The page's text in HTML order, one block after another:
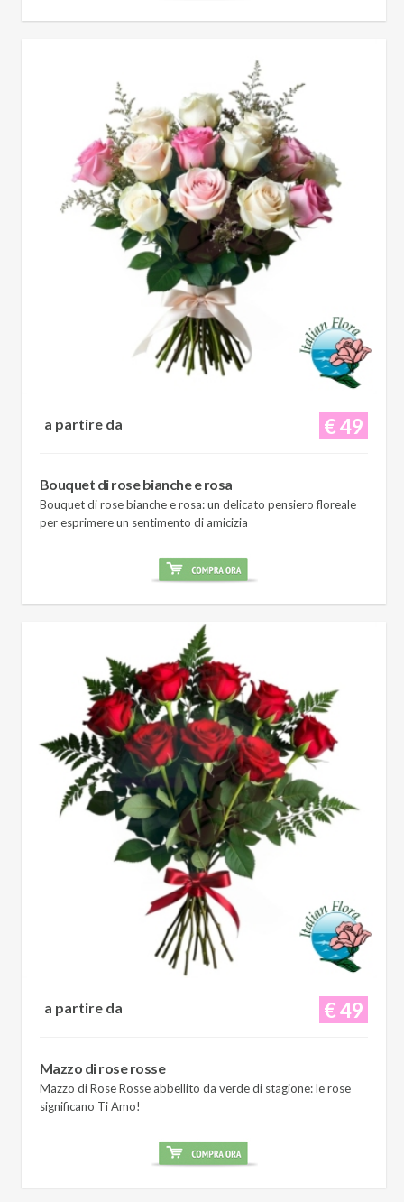
€ 49
a partire da
Bouquet di rose bianche e rosa
Bouquet di rose bianche e rosa: un delicato pensiero floreale
per esprimere un sentimento di amicizia
€ 49
a partire da
Mazzo di rose rosse
Mazzo di Rose Rosse abbellito da verde di stagione: le rose
significano Ti Amo!